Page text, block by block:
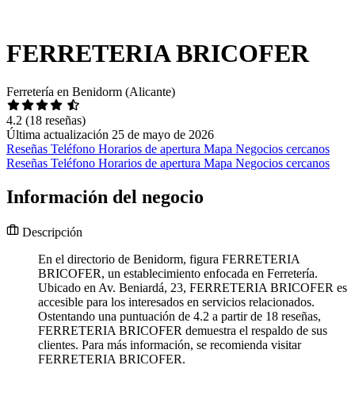
FERRETERIA BRICOFER
Ferretería en Benidorm (Alicante)
4.2 (18 reseñas)
Última actualización 25 de mayo de 2026
Reseñas Teléfono Horarios de apertura Mapa Negocios cercanos
Reseñas Teléfono Horarios de apertura Mapa Negocios cercanos
Información del negocio
Descripción
En el directorio de Benidorm, figura FERRETERIA
BRICOFER, un establecimiento enfocada en Ferretería.
Ubicado en Av. Beniardá, 23, FERRETERIA BRICOFER es
accesible para los interesados en servicios relacionados.
Ostentando una puntuación de 4.2 a partir de 18 reseñas,
FERRETERIA BRICOFER demuestra el respaldo de sus
clientes. Para más información, se recomienda visitar
FERRETERIA BRICOFER.